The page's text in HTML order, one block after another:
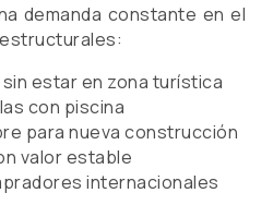
demanda constante en el
estar en zona turística
con piscina
para nueva construcción
valor estable
internacionales